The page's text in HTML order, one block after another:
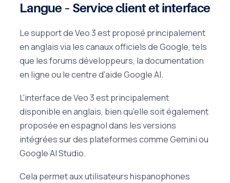
Langue – Service client et interface
Le support de Veo 3 est proposé principalement
en anglais via les canaux officiels de Google, tels
que les forums développeurs, la documentation
en ligne ou le centre d'aide Google AI.
L'interface de Veo 3 est principalement
disponible en anglais, bien qu'elle soit également
proposée en espagnol dans les versions
intégrées sur des plateformes comme Gemini ou
Google AI Studio.
Cela permet aux utilisateurs hispanophones